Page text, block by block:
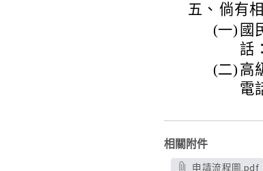
五、 倘有
(一) 國
話
(二) 高
電
相關附件
申請流程圖.pdf